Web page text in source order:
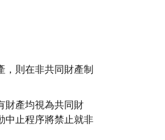
，則在非共同財產制
財產均視為共同財
中止程序將禁止就非